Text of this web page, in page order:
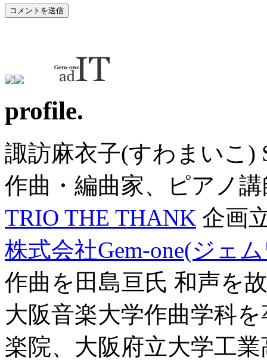
profile.
諏訪麻衣子(すわまいこ)
作曲・編曲家、ピアノ
TRIO THE THANK 企画
株式会社Gem-one(ジェ
作曲を田島亘氏 和声を
大阪音楽大学作曲学科
楽院、大阪府立大学工